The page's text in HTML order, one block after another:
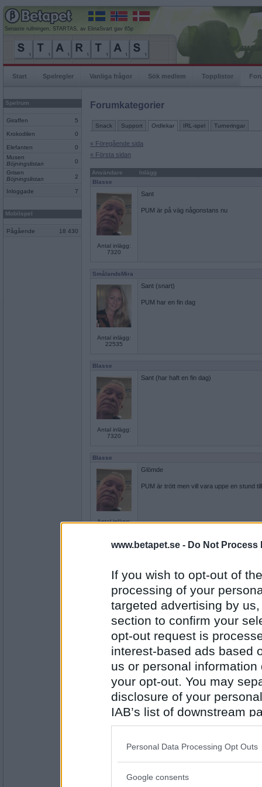
www.betapet.se - Do Not Process
If you wish to opt-out of
processing of your
targeted advertising by
section to confirm your
opt-out request is
interest-based ads based
us or personal
your opt-out. You may
disclosure of your
IAB’s list of downstream
also be disclosed by us
Downstream Participants
Please note that this
Personal Data Processing Opt Outs
Google consents
Senaste rullningen, STARTAS, av ElinaSvart gav 65p
Start Spelregler Vanliga frågor Sök medlem Topplistor
Spelrum
Giraffen 5
Krokodilen 0
Elefanten
0
Musen
Böjningslistan
0
Grisen
Böjningslistan
2
Inloggade 7
Mobilspel
Pågående 18 430
Forumkategorier
Snack Support Ordlekar IRL-spel Turneringar
« Föregående sida
« Första sidan
Användare
Inlägg
Blasse
Antal inlägg:
7320
Sant
PUM är på väg någonstans nu
SmålandsMira
Antal inlägg:
22535
Sant (snart)
PUM har en fin dag
Blasse
Antal inlägg:
7320
Sant (har haft en fin dag)
Blasse
Antal inlägg:
Glömde
PUM är trött men vill vara uppe en stund till
Antal inlägg:
PUM är händig
en dum en
Antal inlägg:
13194
Sant
PUM har börjat köpa julklappar